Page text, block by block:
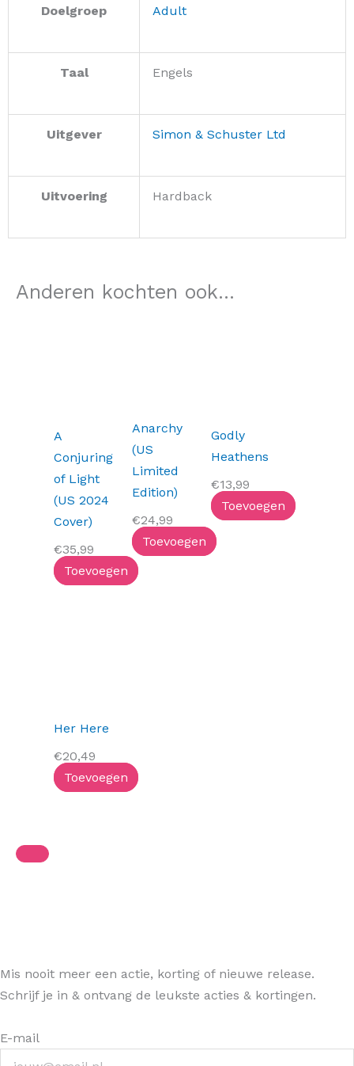
Doelgroep Adult
Taal Engels
Uitgever Simon & Schuster Ltd
Uitvoering Hardback
Anderen kochten ook...
A
Conjuring
of Light
(US 2024
Cover)
€35,99
Toevoegen
Anarchy
(US
Limited
Edition)
€24,99
Toevoegen
Godly
Heathens
€13,99
Toevoegen
Her Here
€20,49
Toevoegen
Mis nooit meer een actie, korting of nieuwe release.
Schrijf je in & ontvang de leukste acties & kortingen.
E-mail